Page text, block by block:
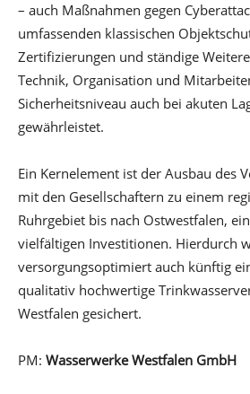
– auch Maßnahmen gegen
umfassenden klassischen
Zertifizierungen und ständige
Technik, Organisation und
Sicherheitsniveau auch bei akuten
gewährleistet.
Ein Kernelement ist der Ausbau des
mit den Gesellschaftern zu einem
Ruhrgebiet bis nach Ostwestfalen,
vielfältigen Investitionen. Hierdurch
versorgungsoptimiert auch künftig
qualitativ hochwertige
Westfalen gesichert.
PM: Wasserwerke Westfalen GmbH